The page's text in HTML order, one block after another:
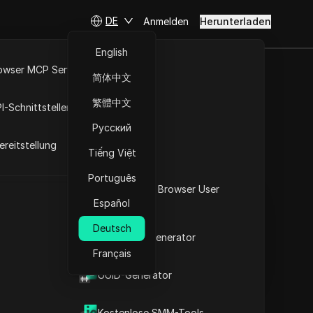
Was ist mein Browser User
Agent
2FA-Code-Generator
UUID-Generator
MCP Server
Schnittstellen
DE
English
简体中文
繁體中文
Русский
Tiếng Việt
Português
Español
Deutsch
Français
Anmelden Herunterladen
Risiken
Fragen stellen
In ChatGPT öffnen
Fragen zu dieser Seite stellen
In Claude öffnen
Fragen zu dieser Seite stellen